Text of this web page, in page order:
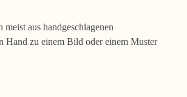
aus handgeschlagenen
Hand zu einem Bild oder einem Muster